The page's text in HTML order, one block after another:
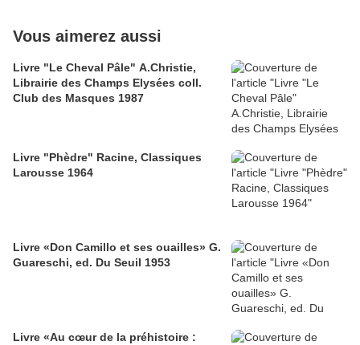
Vous aimerez aussi
Livre "Le Cheval Pâle" A.Christie,
Librairie des Champs Elysées coll.
Club des Masques 1987
Livre "Phèdre" Racine, Classiques
Larousse 1964
Livre «Don Camillo et ses ouailles» G.
Guareschi, ed. Du Seuil 1953
Livre «Au cœur de la préhistoire :